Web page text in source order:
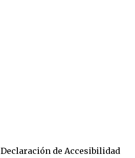
Declaración de Accesibilidad